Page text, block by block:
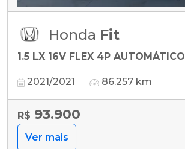
Honda Fit
1.5 LX 16V FLEX 4P AUTOMÁTICO
2021/2021 86.257 km
R$ 93.900
Ver mais